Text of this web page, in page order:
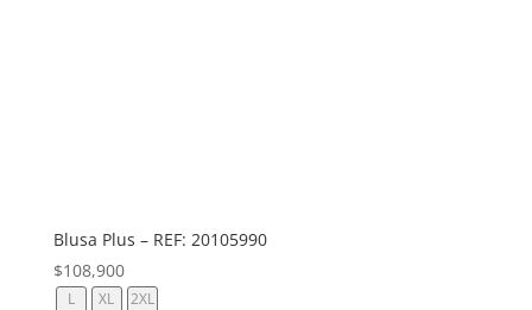
Blusa Plus – REF: 20105990
$108,900
L XL 2XL